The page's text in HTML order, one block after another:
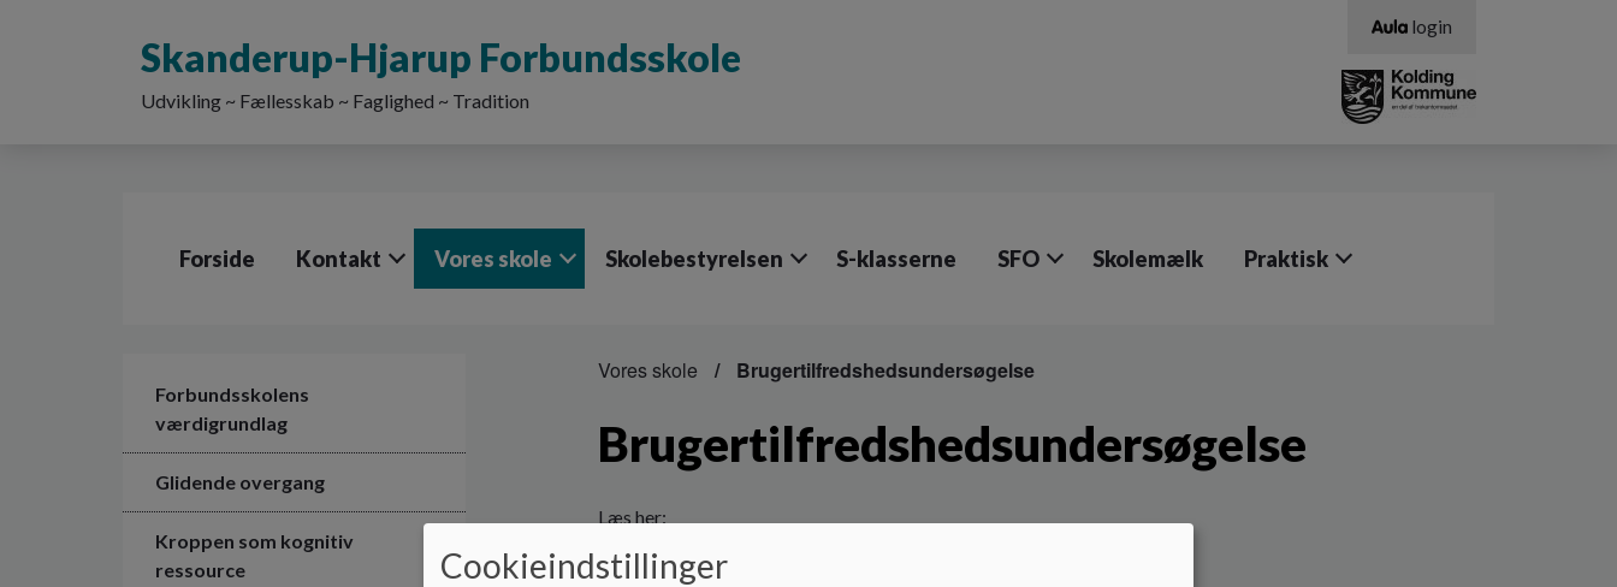
Skanderup-Hjarup Forbundsskole
Udvikling ~ Fællesskab ~ Faglighed ~ Tradition
login
Forside Kontakt Vores skole Skolebestyrelsen S-klasserne SFO Skolemælk Praktisk
Forbundsskolens
værdigrundlag
Glidende overgang
Kroppen som kognitiv
ressource
Vores skole Brugertilfredshedsundersøgelse
Brugertilfredshedsundersøgelse
Læs her:
Dokumenter
Cookieindstillinger